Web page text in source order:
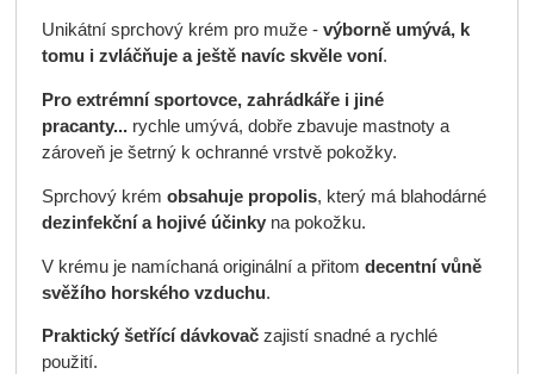
Unikátní sprchový krém pro muže - výborně umývá, k
tomu i zvláčňuje a ještě navíc skvěle voní.
Pro extrémní sportovce, zahrádkáře i jiné
pracanty... rychle umývá, dobře zbavuje mastnoty a
zároveň je šetrný k ochranné vrstvě pokožky.
Sprchový krém obsahuje propolis, který má blahodárné
dezinfekční a hojivé účinkyna pokožku.
V krému je namíchaná originální a přitom decentní vůně
svěžího horského vzduchu.
Praktický šetřící dávkovačzajistí snadné a rychlé
použití.